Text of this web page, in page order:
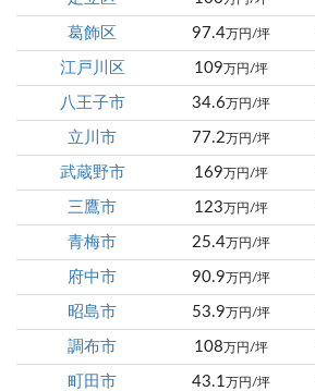
葛飾区 97.4万円/坪
江戸川区 109万円/坪
八王子市 34.6万円/坪
立川市 77.2万円/坪
武蔵野市 169万円/坪
三鷹市 123万円/坪
青梅市 25.4万円/坪
府中市 90.9万円/坪
昭島市 53.9万円/坪
調布市 108万円/坪
町田市 43.1 万円/坪